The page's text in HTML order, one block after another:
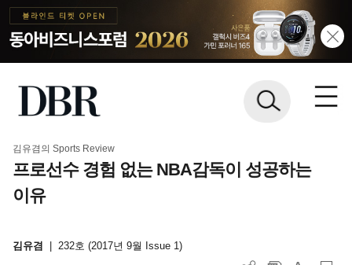
김유겸의 Sports Review
프로선수 경험 없는 NBA감독이 성공하는
이유
김유겸 232호 (2017년 9월 Issue 1)